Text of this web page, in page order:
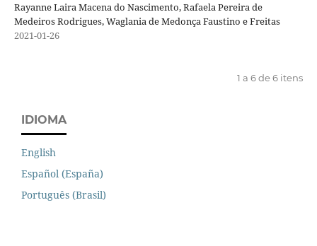
Rayanne Laira Macena do Nascimento, Rafaela Pereira de
Medeiros Rodrigues, Waglania de Medonça Faustino e Freitas
2021-01-26
1 a 6 de 6 itens
IDIOMA
English
Español (España)
Português (Brasil)